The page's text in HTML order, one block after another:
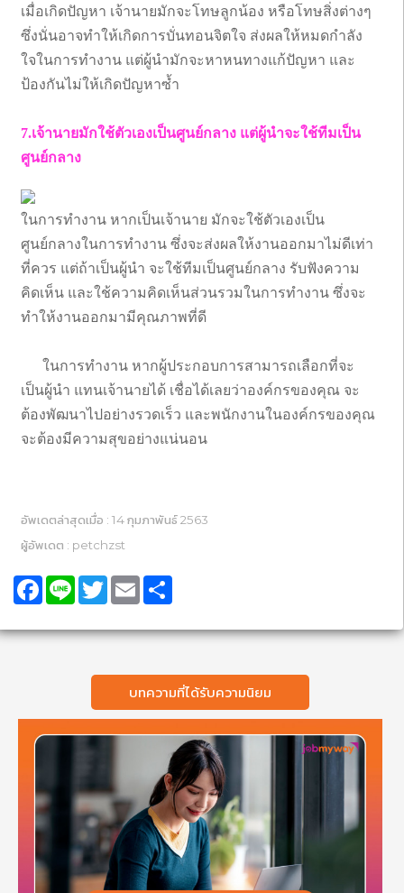
เมื่อเกิดปัญหา เจ้านายมักจะโทษลูกน้อง หรือโทษสิ่งต่างๆ
ซึ่งนั่นอาจทำให้เกิดการบั่นทอนจิตใจ ส่งผลให้หมดกำลัง
ใจในการทำงาน แต่ผู้นำมักจะหาหนทางแก้ปัญหา และ
ป้องกันไม่ให้เกิดปัญหาซ้ำ
7.เจ้านายมักใช้ตัวเองเป็นศูนย์กลาง แต่ผู้นำจะใช้ทีมเป็น
ศูนย์กลาง
ในการทำงาน หากเป็นเจ้านาย มักจะใช้ตัวเองเป็น
ศูนย์กลางในการทำงาน ซึ่งจะส่งผลให้งานออกมาไม่ดีเท่า
ที่ควร แต่ถ้าเป็นผู้นำ จะใช้ทีมเป็นศูนย์กลาง รับฟังความ
คิดเห็น และใช้ความคิดเห็นส่วนรวมในการทำงาน ซึ่งจะ
ทำให้งานออกมามีคุณภาพที่ดี
ในการทำงาน หากผู้ประกอบการสามารถเลือกที่จะ
เป็นผู้นำ แทนเจ้านายได้ เชื่อได้เลยว่าองค์กรของคุณ จะ
ต้องพัฒนาไปอย่างรวดเร็ว และพนักงานในองค์กรของคุณ
จะต้องมีความสุขอย่างแน่นอน
อัพเดตล่าสุดเมื่อ : 14 กุมภาพันธ์ 2563
ผู้อัพเดต : petchzst
Facebook
Line TwitterEmail
บทความที่ได้รับความนิยม